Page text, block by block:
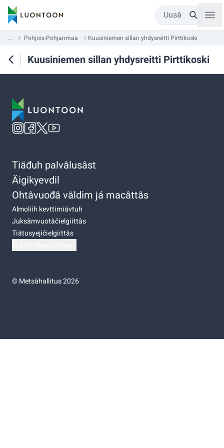
Uusâ
... Pohjois-Pohjanmaa Kuusiniemen sillan yhdysreitti Pirttikoski
Kuusiniemen sillan yhdysreitti Pirttikoski
Tiäđuh palvâlusâst
Äigikyevdil
Ohtâvuođâ väldim já macâttâs
Almoliih kevttimiävtuh
Juksâmvuotâčielgiittâs
Tiätusyejičielgiittâs
©Metsähallitus 2026